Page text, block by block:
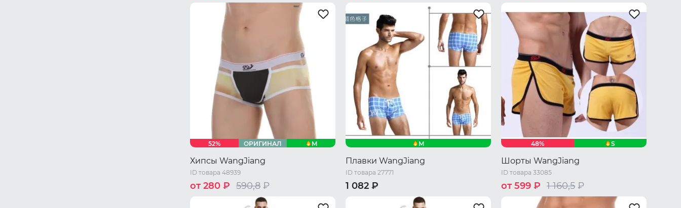
48 RU / L
50 RU / XL
48 RU / L XL XL
52% ОРИГИНАЛ M
Хипсы WangJiang
ID товара 48939
от 280 ₽ 590,8 ₽
48 RU / L
M
Плавки WangJiang
ID товара 27771
1 082 ₽
48% S
Шорты WangJiang
ID товара 33085
от 599 ₽ 1 160,5 ₽
M